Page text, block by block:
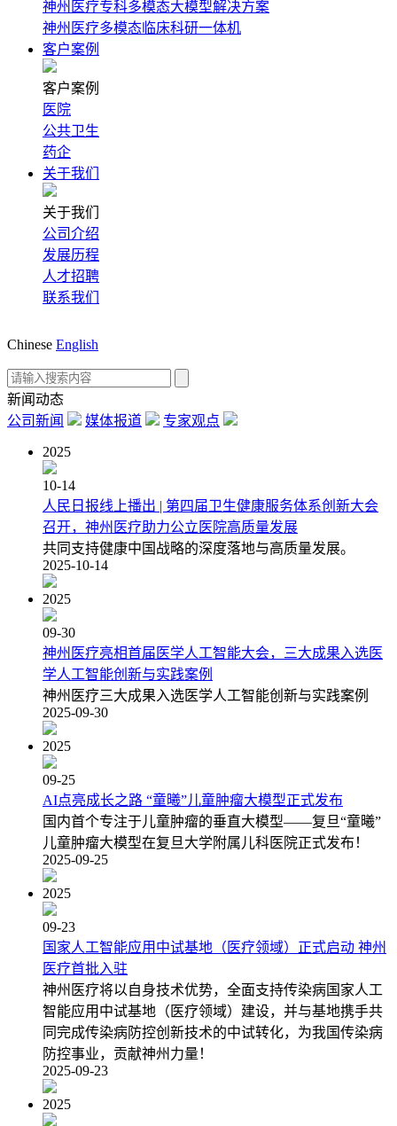
神州医疗专科多模态大模型解决方案
神州医疗多模态临床科研一体机
客户案例
客户案例
医院
公共卫生
药企
关于我们
关于我们
公司介绍
发展历程
人才招聘
联系我们
Chinese English
新闻动态
公司新闻
媒体报道 专家观点
2025
10-14
人民日报线上播出 | 第四届卫生健康服务体系创新大会
召开，神州医疗助力公立医院高质量发展
共同支持健康中国战略的深度落地与高质量发展。
2025-10-14
2025
09-30
神州医疗亮相首届医学人工智能大会，三大成果入选医
学人工智能创新与实践案例
神州医疗三大成果入选医学人工智能创新与实践案例
2025-09-30
2025
09-25
AI点亮成长之路 “童曦”儿童肿瘤大模型正式发布
国内首个专注于儿童肿瘤的垂直大模型——复旦“童曦”
儿童肿瘤大模型在复旦大学附属儿科医院正式发布！
2025-09-25
2025
09-23
国家人工智能应用中试基地（医疗领域）正式启动 神州
医疗首批入驻
神州医疗将以自身技术优势，全面支持传染病国家人工
智能应用中试基地（医疗领域）建设，并与基地携手共
同完成传染病防控创新技术的中试转化，为我国传染病
防控事业，贡献神州力量！
2025-09-23
2025